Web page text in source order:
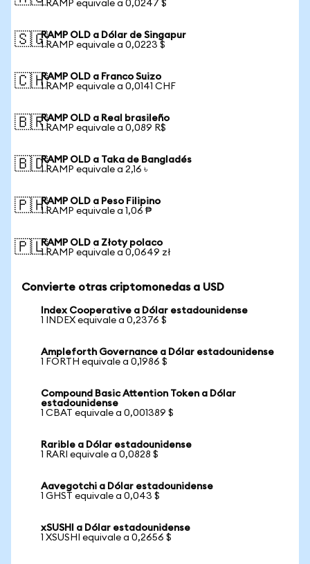
1 RAMP equivale a 0,0247 $
🇸🇬RAMP OLD a Dólar de Singapur
1 RAMP equivale a 0,0223 $
🇨🇭RAMP OLD a Franco Suizo
1 RAMP equivale a 0,0141 CHF
🇧🇷RAMP OLD a Real brasileño
1 RAMP equivale a 0,089 R$
🇧🇩RAMP OLD a Taka de Bangladés
1 RAMP equivale a 2,16 ৳
🇵🇭RAMP OLD a Peso Filipino
1 RAMP equivale a 1,06 ₱
🇵🇱RAMP OLD a Złoty polaco
1 RAMP equivale a 0,0649 zł
Convierte otras criptomonedas a USD
Index Cooperative a Dólar estadounidense
1 INDEX equivale a 0,2376 $
Ampleforth Governance a Dólar estadounidense
1 FORTH equivale a 0,1986 $
Compound Basic Attention Token a Dólar
estadounidense
1 CBAT equivale a 0,001389 $
Rarible a Dólar estadounidense
1 RARI equivale a 0,0828 $
Aavegotchi a Dólar estadounidense
1 GHST equivale a 0,043 $
xSUSHI a Dólar estadounidense
1 XSUSHI equivale a 0,2656 $